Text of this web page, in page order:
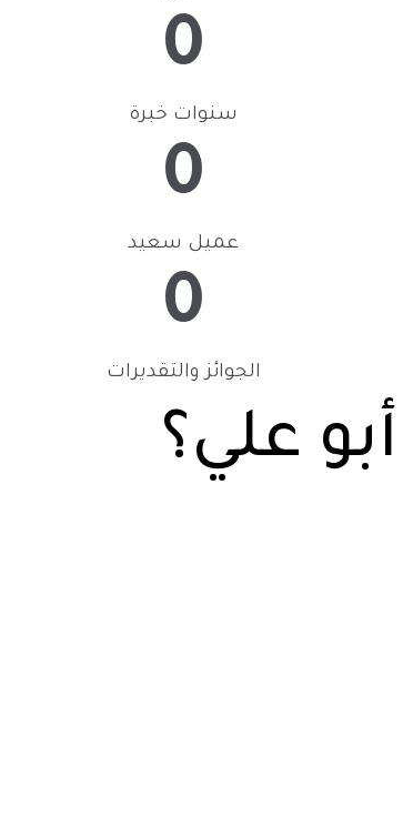
سنوات خبرة
0
عميل سعيد
0
الجوائز والتقديرات
0
علي؟